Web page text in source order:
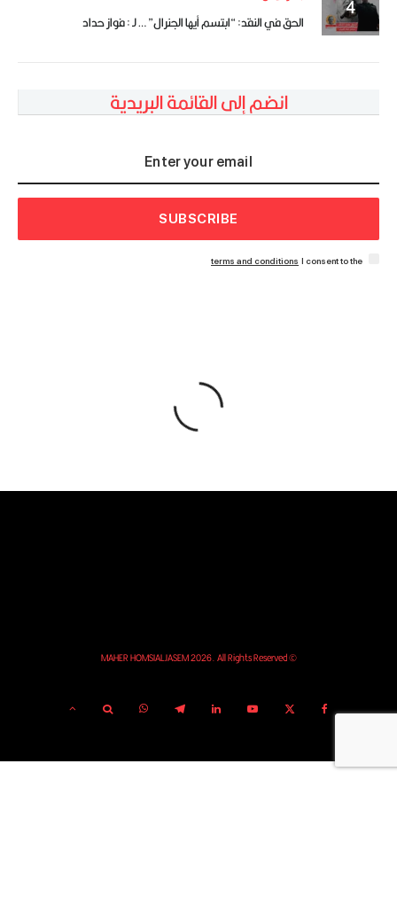
الحق في النقد: “ابتسم أيها الجنرال” … لـ : فواز حداد
انضم إلى القائمة البريدية
SUBSCRIBE
I consent to the
terms and conditions
© MAHER HOMSIALJASEM 2026. All Rights Reserved